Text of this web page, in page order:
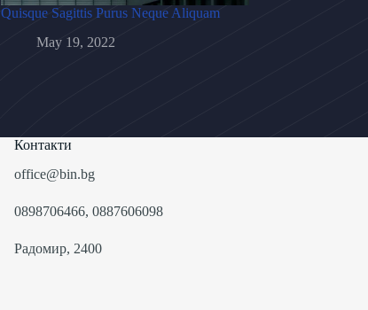
Quisque Sagittis Purus Neque Aliquam
May 19, 2022
Контакти
office@bin.bg
0898706466, 0887606098
Радомир, 2400